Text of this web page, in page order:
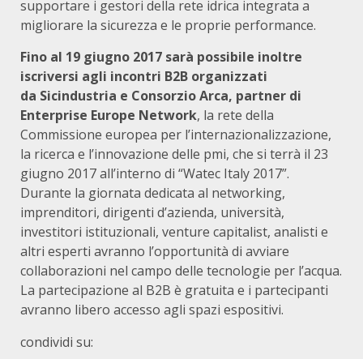
supportare i gestori della rete idrica integrata a
migliorare la sicurezza e le proprie performance.
Fino al 19 giugno 2017 sarà possibile inoltre
iscriversi agli incontri B2B organizzati
da Sicindustria e Consorzio Arca, partner di
Enterprise Europe Network, la rete della
Commissione europea per l’internazionalizzazione,
la ricerca e l’innovazione delle pmi, che si terrà il 23
giugno 2017 all’interno di “Watec Italy 2017”.
Durante la giornata dedicata al networking,
imprenditori, dirigenti d’azienda, università,
investitori istituzionali, venture capitalist, analisti e
altri esperti avranno l’opportunità di avviare
collaborazioni nel campo delle tecnologie per l’acqua.
La partecipazione al B2B è gratuita e i partecipanti
avranno libero accesso agli spazi espositivi.
condividi su: